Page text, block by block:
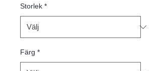
Storlek *
Färg *